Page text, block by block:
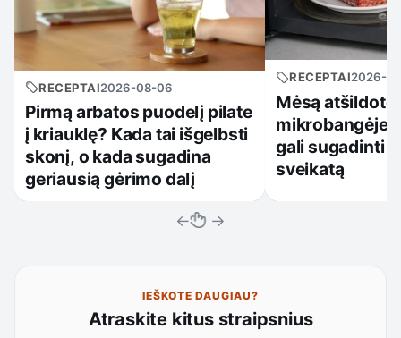
RECEPTAI2026-08-06
Pirmą arbatos puodelį pilate
į kriauklę? Kada tai išgelbsti
skonį, o kada sugadina
geriausią gėrimo dalį
RECEPTAI2026-
Mėsą atšildote
gali sugadinti
sveikatą
← →
IEŠKOTE DAUGIAU?
Atraskite kitus straipsnius